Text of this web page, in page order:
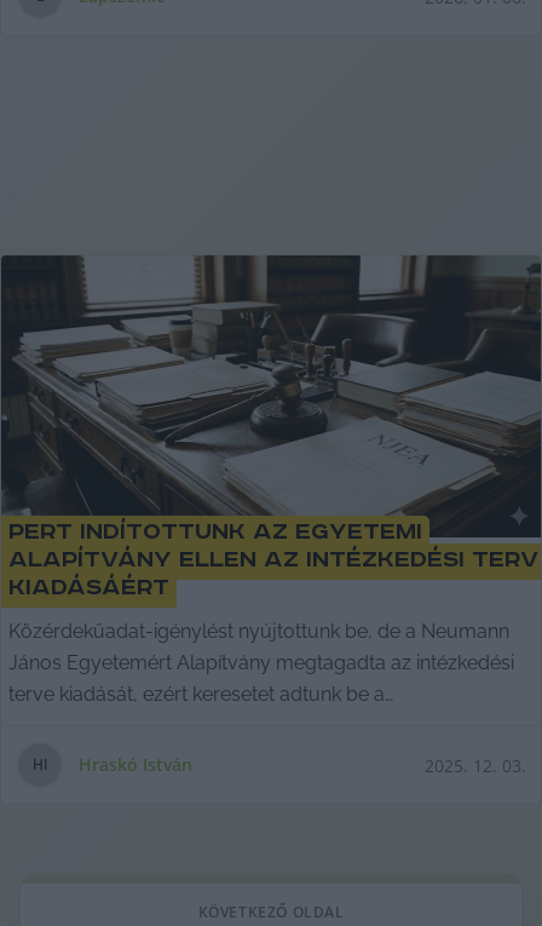
Pert indítottunk az egyetemi
alapítvány ellen az intézkedési terv
kiadásáért
Közérdekűadat-igénylést nyújtottunk be, de a Neumann
János Egyetemért Alapítvány megtagadta az intézkedési
terve kiadását, ezért keresetet adtunk be a
János Egyetemért Alapítvány megtagadta az intézkedési
HI Hraskó István 2025. 12. 03.
KÖVETKEZŐ OLDAL